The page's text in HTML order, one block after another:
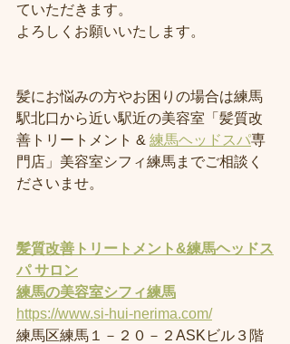
ていただきます。
よろしくお願いいたします。
髪にお悩みの方やお困りの場合は練馬
駅北口から近い駅近の美容室「髪質改
善トリートメント & 練馬ヘッドスパ専
門店」美容室シフィ練馬までご相談く
ださいませ。
髪質改善トリートメント&練馬ヘッドス
パ サロン
練馬の美容室シフィ練馬
https://www.si-hui-nerima.com/
練馬区練馬１－２０－２ASKビル３階